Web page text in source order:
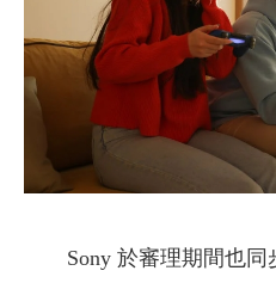
Sony 於審理期間也